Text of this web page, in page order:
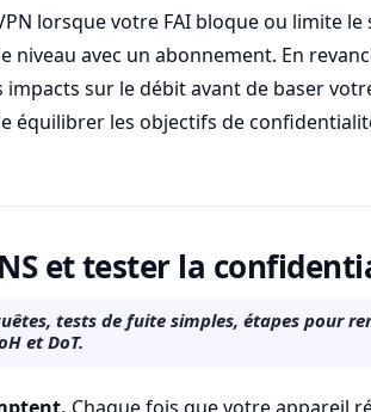
lorsque votre FAI bloque ou limite
niveau avec un abonnement. En
impacts sur le débit avant de baser
équilibrer les objectifs de
et tester la
tests de fuite simples, étapes pour
et DoT.